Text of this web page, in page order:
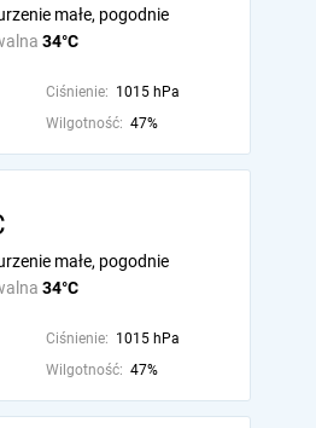
34°C
małe, pogodnie
Ciśnienie: 1015 hPa
Wilgotność: 47%
34°C
małe, pogodnie
Ciśnienie: 1015 hPa
Wilgotność: 47%